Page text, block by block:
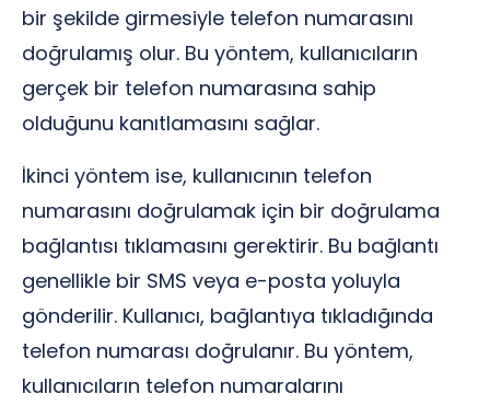
bir şekilde girmesiyle telefon numarasını
doğrulamış olur. Bu yöntem, kullanıcıların
gerçek bir telefon numarasına sahip
olduğunu kanıtlamasını sağlar.
İkinci yöntem ise, kullanıcının telefon
numarasını doğrulamak için bir doğrulama
bağlantısı tıklamasını gerektirir. Bu bağlantı
genellikle bir SMS veya e-posta yoluyla
gönderilir. Kullanıcı, bağlantıya tıkladığında
telefon numarası doğrulanır. Bu yöntem,
kullanıcıların telefon numaralarını